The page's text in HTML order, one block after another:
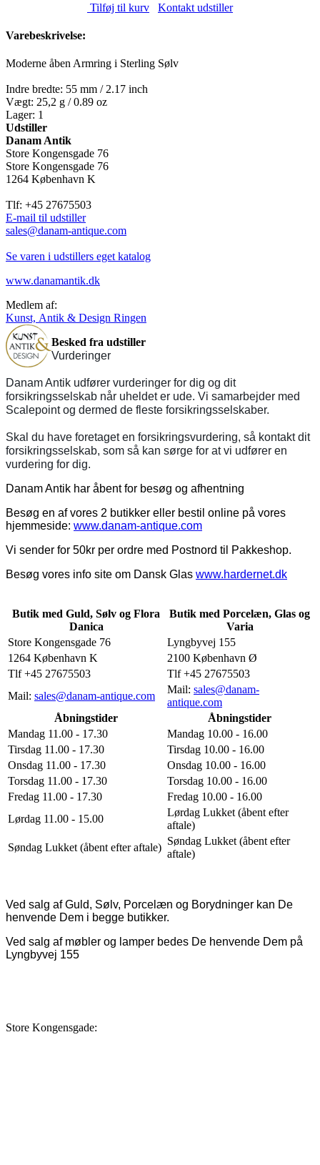
Tilføj til kurv Kontakt udstiller
Varebeskrivelse:
Moderne åben Armring i Sterling Sølv
Indre bredte: 55 mm / 2.17 inch
Vægt: 25,2 g / 0.89 oz
Lager: 1
Udstiller
Danam Antik
Store Kongensgade 76
Store Kongensgade 76
1264 København K
Tlf: +45 27675503
E-mail til udstiller
sales@danam-antique.com
Se varen i udstillers eget katalog
www.danamantik.dk
Medlem af:
Kunst, Antik & Design Ringen
Besked fra udstiller
Vurderinger
Danam Antik udfører vurderinger for dig og dit
forsikringsselskab når uheldet er ude. Vi samarbejder med
Scalepoint og dermed de fleste forsikringsselskaber.
Skal du have foretaget en forsikringsvurdering, så kontakt dit
forsikringsselskab, som så kan sørge for at vi udfører en
vurdering for dig.
Danam Antik har åbent for besøg og afhentning
Besøg en af vores 2 butikker eller bestil online på vores
hjemmeside: www.danam-antique.com
Vi sender for 50kr per ordre med Postnord til Pakkeshop.
Besøg vores info site om Dansk Glas www.hardernet.dk
Butik med Guld, Sølv og Flora
Danica
Butik med Porcelæn, Glas og
Varia
Store Kongensgade 76
Lyngbyvej 155
1264 København K
2100 København Ø
Tlf +45 27675503
Tlf +45 27675503
Mail: sales@danam-antique.com
Mail: sales@danam-
antique.com
Åbningstider
Åbningstider
Mandag 11.00 - 17.30
Mandag 10.00 - 16.00
Tirsdag 11.00 - 17.30
Tirsdag 10.00 - 16.00
Onsdag 11.00 - 17.30
Onsdag 10.00 - 16.00
Torsdag 11.00 - 17.30
Torsdag 10.00 - 16.00
Fredag 11.00 - 17.30
Fredag 10.00 - 16.00
Lørdag 11.00 - 15.00
Lørdag Lukket (åbent efter
aftale)
Søndag Lukket (åbent efter aftale)
Søndag Lukket (åbent efter
aftale)
Ved salg af Guld, Sølv, Porcelæn og Borydninger kan De
henvende Dem i begge butikker.
Ved salg af møbler og lamper bedes De henvende Dem på
Lyngbyvej 155
Store Kongensgade: